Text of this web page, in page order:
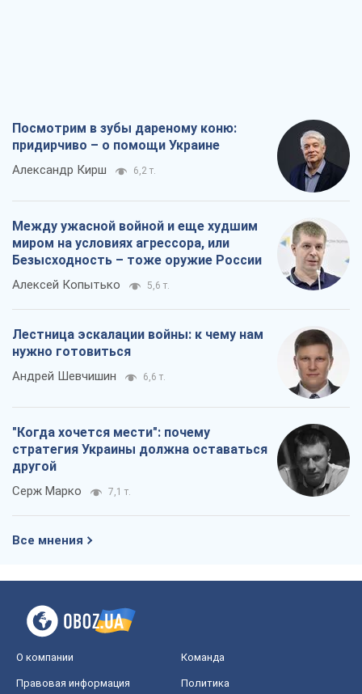
Посмотрим в зубы дареному коню:
придирчиво – о помощи Украине
Александр Кирш 6,2 т.
Между ужасной войной и еще худшим
миром на условиях агрессора, или
Безысходность – тоже оружие России
Алексей Копытько 5,6 т.
Лестница эскалации войны: к чему нам
нужно готовиться
Андрей Шевчишин 6,6 т.
"Когда хочется мести": почему
стратегия Украины должна оставаться
другой
Серж Марко 7,1 т.
Все мнения
О компании Команда
Правовая информация
Политика